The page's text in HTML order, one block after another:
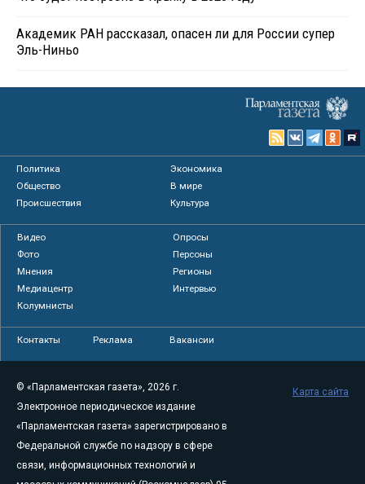
Академик РАН рассказал, опасен ли для России супер
Эль-Ниньо
Политика
Экономика
Общество
В мире
Происшествия
Культура
Видео
Опросы
Фото
Персоны
Мнения
Регионы
Медиацентр
Интервью
Колумнисты
Контакты Реклама Вакансии
© «Парламентская газета», 2026 г.
Электронное периодическое издание
«Парламентская газета» зарегистрировано в
Федеральной службе по надзору в сфере
связи, информационных технологий и
Карта сайта